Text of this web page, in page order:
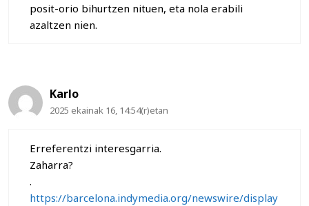
posit-orio bihurtzen nituen, eta nola erabili
azaltzen nien.
Karlo
2025 ekainak 16, 14:54(r)etan
Erreferentzi interesgarria.
Zaharra?
.
https://barcelona.indymedia.org/newswire/display